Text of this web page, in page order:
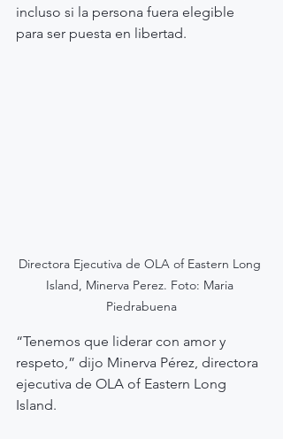
incluso si la persona fuera elegible
para ser puesta en libertad.
Directora Ejecutiva de OLA of Eastern Long
Island, Minerva Perez. Foto: Maria
Piedrabuena
“Tenemos que liderar con amor y
respeto,” dijo Minerva Pérez, directora
ejecutiva de OLA of Eastern Long
Island.